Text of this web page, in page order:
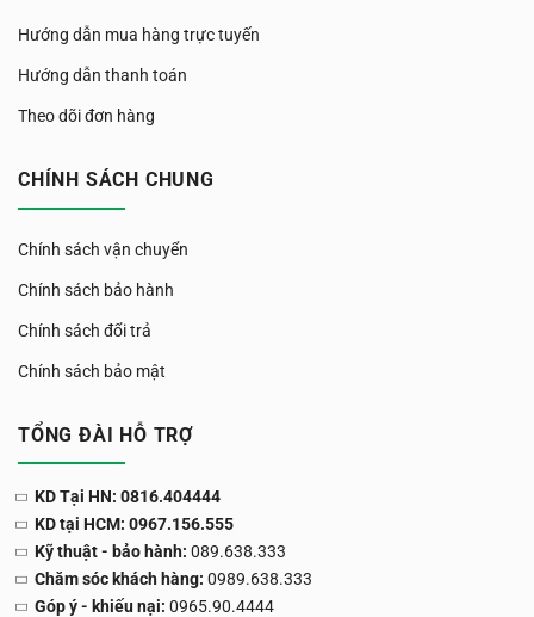
Hướng dẫn mua hàng trực tuyến
Hướng dẫn thanh toán
Theo dõi đơn hàng
CHÍNH SÁCH CHUNG
Chính sách vận chuyển
Chính sách bảo hành
Chính sách đổi trả
Chính sách bảo mật
TỔNG ĐÀI HỖ TRỢ
KD Tại HN: 0816.404444
KD tại HCM: 0967.156.555
Kỹ thuật - bảo hành: 089.638.333
Chăm sóc khách hàng: 0989.638.333
Góp ý - khiếu nại: 0965.90.4444